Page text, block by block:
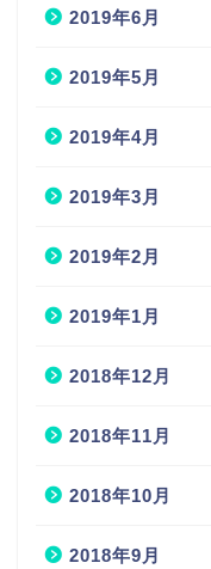
2019年6月
2019年5月
2019年4月
2019年3月
2019年2月
2019年1月
2018年12月
2018年11月
2018年10月
2018年9月